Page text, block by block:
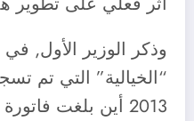
وذكر الوزير الأول, في
2013 أين بلغت